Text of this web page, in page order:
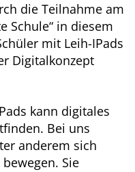
die Teilnahme am
Schule“ in diesem
mit Leih-IPads
Digitalkonzept
kann digitales
Bei uns
anderem sich
Sie